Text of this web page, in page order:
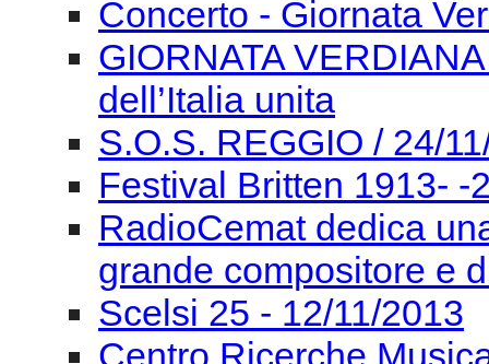
Concerto - Giornata
GIORNATA
dell’Italia unita
S.O.S. REGGIO / 24/
Festival Britten 1913-
RadioCemat dedica
grande compositore e
Scelsi 25 - 12/11/2013
Centro Ricerche